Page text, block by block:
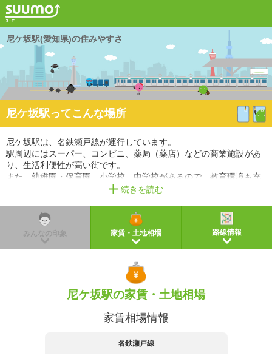
尼ケ坂駅(愛知県)の住みやすさ
尼ケ坂駅ってこんな場所
尼ケ坂駅は、名鉄瀬戸線が運行しています。
駅周辺にはスーパー、コンビニ、薬局（薬店）などの商業施設があ
り、生活利便性が高い街です。
また、幼稚園・保育園、小学校、中学校があるので、教育環境も充
※経路情報、所要時間情報は平日・日中の標準的な所要時間での乗り換え経路を採用していま
続きを読む
みんなの印象 家賃・土地相場 路線情報
尼ケ坂駅の家賃・土地相場
家賃相場情報
名鉄瀬戸線